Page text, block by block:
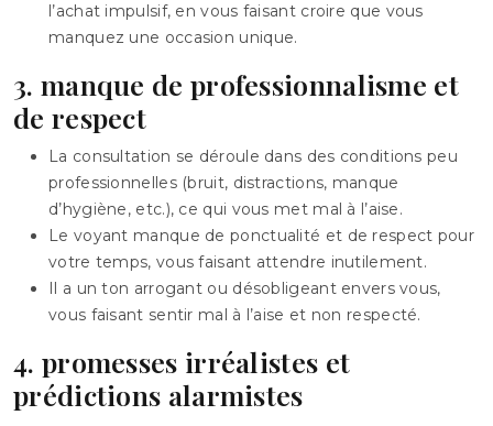
l’achat impulsif, en vous faisant croire que vous
manquez une occasion unique.
3. manque de professionnalisme et
de respect
La consultation se déroule dans des conditions peu
professionnelles (bruit, distractions, manque
d’hygiène, etc.), ce qui vous met mal à l’aise.
Le voyant manque de ponctualité et de respect pour
votre temps, vous faisant attendre inutilement.
Il a un ton arrogant ou désobligeant envers vous,
vous faisant sentir mal à l’aise et non respecté.
4. promesses irréalistes et
prédictions alarmistes